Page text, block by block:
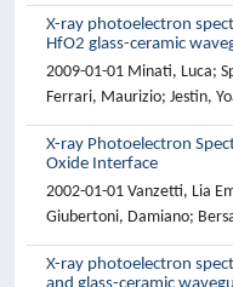
X-ray photoelectron
HfO2 glass-ceramic
2009-01-01 Minati, Luca;
Ferrari, Maurizio; Jestin,
X-ray Photoelectron
Oxide Interface
2002-01-01 Vanzetti, Lia
Giubertoni, Damiano;
X-ray photoelectron